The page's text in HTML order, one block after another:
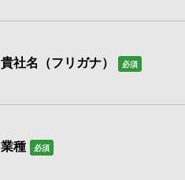
貴社名（フリガナ） 必須
業種 必須